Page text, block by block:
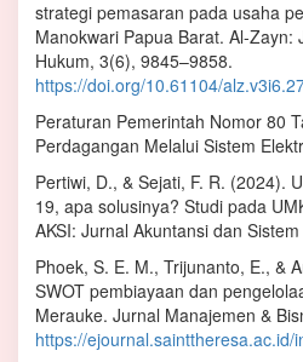
strategi pemasaran pada usaha
Manokwari Papua Barat. Al-Zayn:
Hukum, 3(6), 9845–9858.
https://doi.org/10.61104/
Peraturan Pemerintah Nomor 80
Perdagangan Melalui Sistem
Pertiwi, D., & Sejati, F. R. (2024).
19, apa solusinya? Studi pada
AKSI: Jurnal Akuntansi dan
Phoek, S. E. M., Trijunanto, E., &
SWOT pembiayaan dan
Merauke. Jurnal Manajemen &
https://